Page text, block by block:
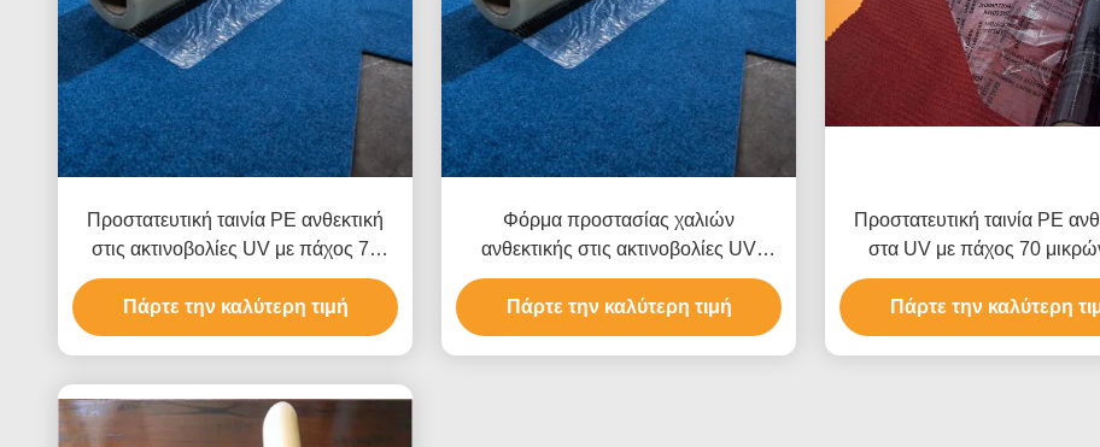
Προστατευτική ταινία PE ανθεκτική
στις ακτινοβολίες UV με πάχος 70
μικρών για προστασία επιφάνειας
αυτοκινήτου χωρίς υπολείμματα
Πάρτε την καλύτερη τιμή
Φόρμα προστασίας χαλιών
ανθεκτικής στις ακτινοβολίες UV
χωρίς υπολείμματα και υψηλής
αντοχής για επιφάνειες αυτοκινήτων
Πάρτε την καλύτερη τιμή
Προστατευτική ταινία PE
στα UV με πάχος 70
ακρυλική ή ελαστική
προστασία χαλιών και
Πάρτε την καλύτερη